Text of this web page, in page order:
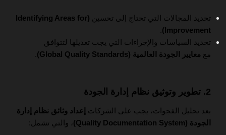
تحديد المجالات التي تحتاج إلى تحسين
(Identifying Areas for
Improvement)
.
تحديد السياسات والإجراءات التي يجب تعديلها لتتوافق
مع معايير الجودة العالمية (Global Quality Standards) .
2. تطوير وتوثيق نظام إدارة الجودة
بعد تحليل الفجوات، يجب على الشركات إعداد وثائق نظام إدارة
الجودة (Quality Documentation System)
، والتي تشمل: